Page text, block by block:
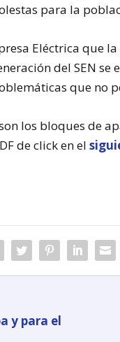
para la
Eléctrica que
del SEN se
que no
los bloques de
de click en el
y para el